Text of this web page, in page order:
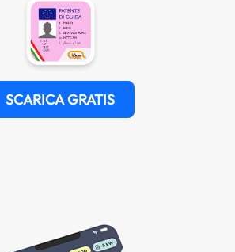
SCARICA GRATIS